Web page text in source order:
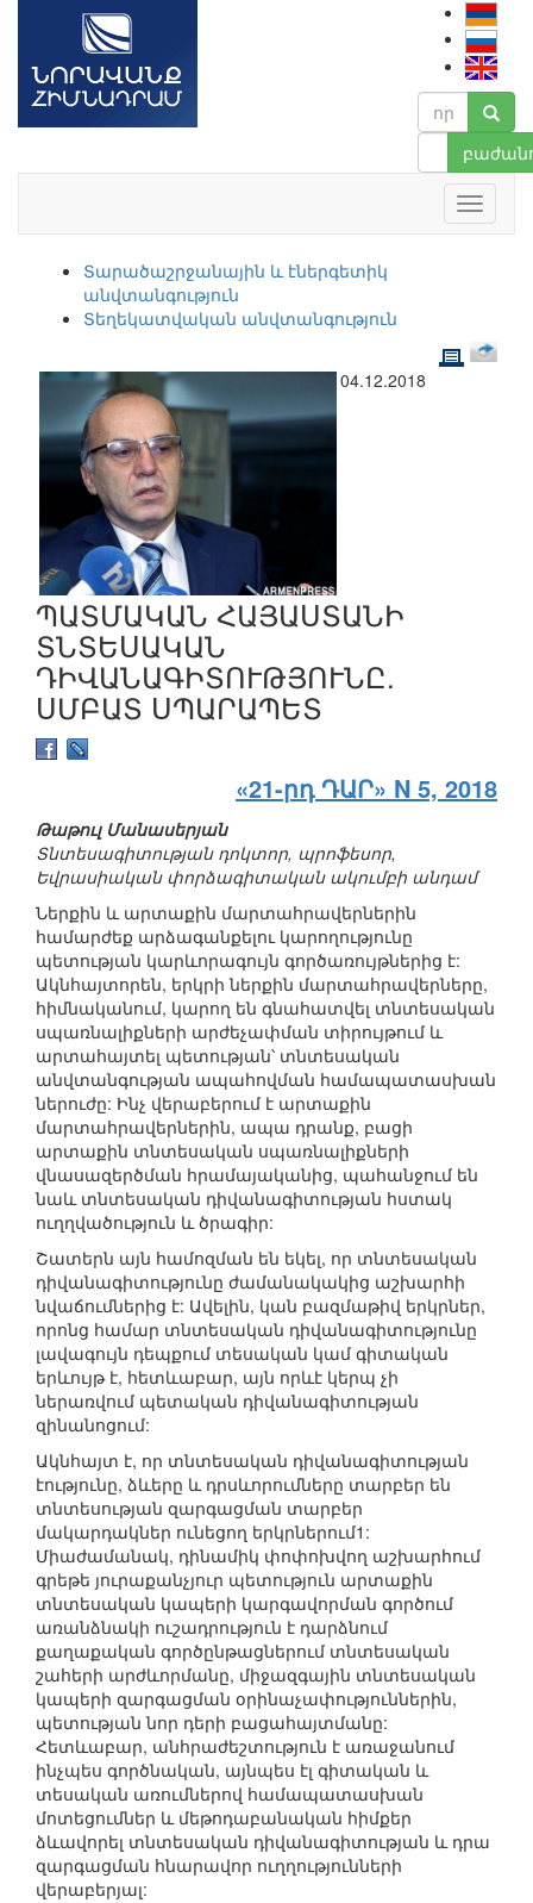
Տարածաշրջանային և էներգետիկ
անվտանգություն
Տեղեկատվական անվտանգություն
04.12.2018
ՊԱՏՄԱԿԱՆ ՀԱՅԱՍՏԱՆԻ
ՏՆՏԵՍԱԿԱՆ
ԴԻՎԱՆԱԳԻՏՈՒԹՅՈՒՆԸ.
ՍՄԲԱՏ ՍՊԱՐԱՊԵՏ
«21-րդ ԴԱՐ» N 5, 2018
Թաթուլ Մանասերյան
Տնտեսագիտության դոկտոր, պրոֆեսոր,
Եվրասիական փորձագիտական ակումբի անդամ
Ներքին և արտաքին մարտահրավերներին
համարժեք արձագանքելու կարողությունը
պետության կարևորագույն գործառույթներից է:
Ակնհայտորեն, երկրի ներքին մարտահրավերները,
հիմնականում, կարող են գնահատվել տնտեսական
սպառնալիքների արժեչափման տիրույթում և
արտահայտել պետության՝ տնտեսական
անվտանգության ապահովման համապատասխան
ներուժը: Ինչ վերաբերում է արտաքին
մարտահրավերներին, ապա դրանք, բացի
արտաքին տնտեսական սպառնալիքների
վնասազերծման հրամայականից, պահանջում են
նաև տնտեսական դիվանագիտության հստակ
ուղղվածություն և ծրագիր:
Շատերն այն համոզման են եկել, որ տնտեսական
դիվանագիտությունը ժամանակակից աշխարհի
նվաճումներից է: Ավելին, կան բազմաթիվ երկրներ,
որոնց համար տնտեսական դիվանագիտությունը
լավագույն դեպքում տեսական կամ գիտական
երևույթ է, հետևաբար, այն որևէ կերպ չի
ներառվում պետական դիվանագիտության
զինանոցում:
Ակնհայտ է, որ տնտեսական դիվանագիտության
էությունը, ձևերը և դրսևորումները տարբեր են
տնտեսության զարգացման տարբեր
մակարդակներ ունեցող երկրներում1:
Միաժամանակ, դինամիկ փոփոխվող աշխարհում
գրեթե յուրաքանչյուր պետություն արտաքին
տնտեսական կապերի կարգավորման գործում
առանձնակի ուշադրություն է դարձնում
քաղաքական գործընթացներում տնտեսական
շահերի արժևորմանը, միջազգային տնտեսական
կապերի զարգացման օրինաչափություններին,
պետության նոր դերի բացահայտմանը:
Հետևաբար, անհրաժեշտություն է առաջանում
ինչպես գործնական, այնպես էլ գիտական և
տեսական առումներով համապատասխան
մոտեցումներ և մեթոդաբանական հիմքեր
ձևավորել տնտեսական դիվանագիտության և դրա
զարգացման հնարավոր ուղղությունների
վերաբերյալ: